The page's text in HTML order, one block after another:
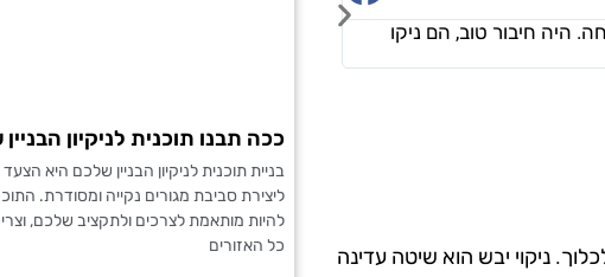
היה חיבור טוב, הם ניקו
"אני מאוד מרוצה. היה מאוד נחמד
ניקוי יבש הוא שיטה עדינה
ככה תבנו תוכנית לניקיון
בניית תוכנית לניקיון הבניין שלכם היא
ליצירת סביבת מגורים נקייה ומסודרת.
להיות מותאמת לצרכים ולתקציב שלכם,
כל האזורים